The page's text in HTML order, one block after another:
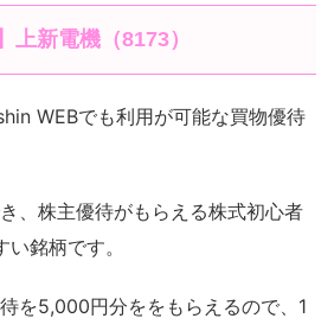
上新電機（8173）
WEBでも利用が可能な買物優待
、株主優待がもらえる株式初心者
銘柄です。
を5,000円分ををもらえるので、1